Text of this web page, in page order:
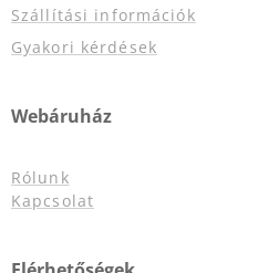
Szállítási információk
Gyakori kérdések
Webáruház
Rólunk
Kapcsolat